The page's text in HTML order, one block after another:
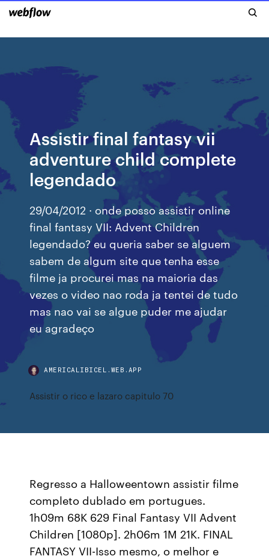
Assistir final fantasy vii
adventure child complete
legendado
29/04/2012 · onde posso assistir online
final fantasy VII: Advent Children
legendado? eu queria saber se alguem
sabem de algum site que tenha esse
filme ja procurei mas na maioria das
vezes o video nao roda ja tentei de tudo
mas nao vai se algue puder me ajudar
eu agradeço
AMERICALIBICEL.WEB.APP
Assistir o rico e lazaro capitulo 70
Regresso a Halloweentown assistir filme
completo dublado em portugues.
1h09m 68K 629 Final Fantasy VII Advent
Children [1080p]. 2h06m 1M 21K. FINAL
FANTASY VII-Isso mesmo, o melhor e